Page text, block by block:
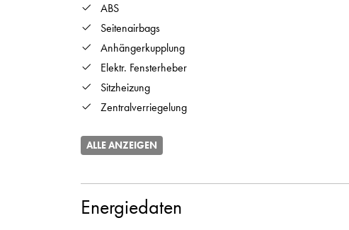
ABS
Seitenairbags
Anhängerkupplung
Elektr. Fensterheber
Sitzheizung
Zentralverriegelung
ALLE ANZEIGEN
Energiedaten